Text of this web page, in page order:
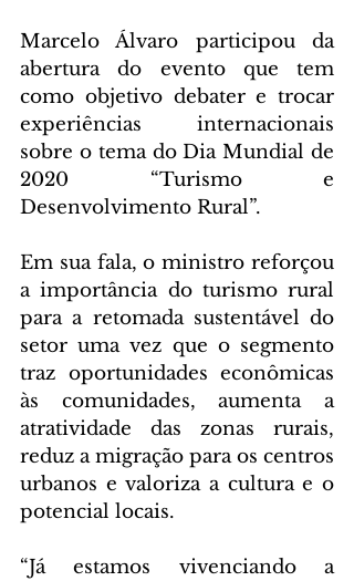
Marcelo Álvaro participou da
abertura do evento que tem
como objetivo debater e trocar
experiências internacionais
sobre o tema do Dia Mundial de
2020 “Turismo e
Desenvolvimento Rural”.
Em sua fala, o ministro reforçou
a importância do turismo rural
para a retomada sustentável do
setor uma vez que o segmento
traz oportunidades econômicas
às comunidades, aumenta a
atratividade das zonas rurais,
reduz a migração para os centros
urbanos e valoriza a cultura e o
potencial locais.
“Já estamos vivenciando a